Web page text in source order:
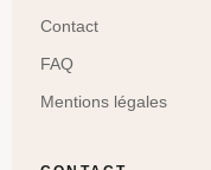
Contact
FAQ
Mentions légales